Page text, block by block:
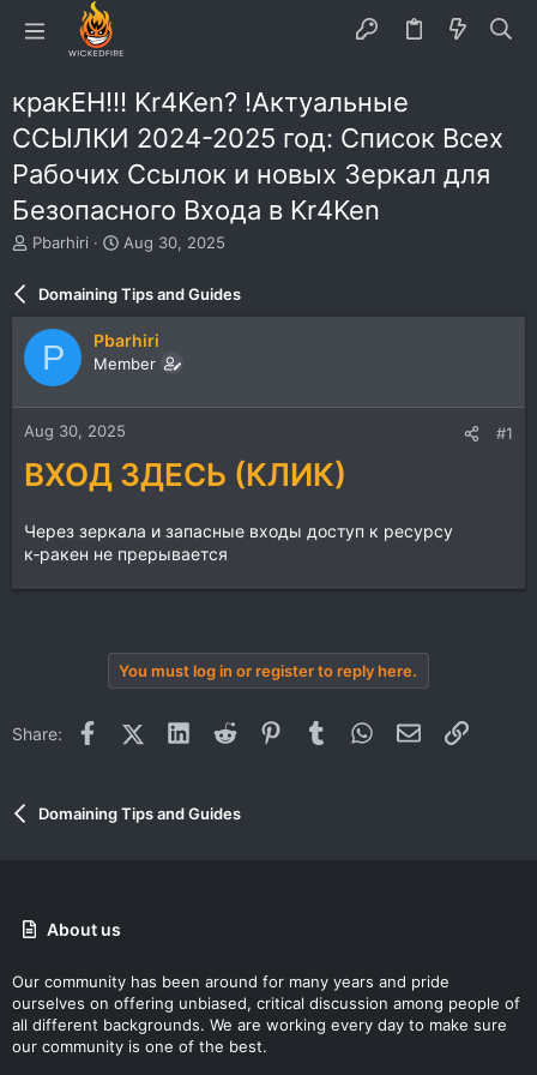
кракЕН!!! Kr4Ken? !Актуальные
ССЫЛКИ 2024-2025 год: Список Всех
Рабочих Ссылок и новых Зеркал для
Безопасного Входа в Kr4Ken
T
e
a
r
e
Pbarhiri
S
a
r
d
a
e
Aug 30, 2025
Domaining Tips and Guides
P Pbarhiri
Member
Aug 30, 2025 #1
ВХОД ЗДЕСЬ (КЛИК)
Через зеркала и запасные входы доступ к ресурсу
к‑ракен не прерывается
You must log in or register to reply here.
Share: FacebookX (Twitter)LinkedInReddit PinterestTumblr WhatsApp
Email Link
Domaining Tips and Guides
About us
Our community has been around for many years and pride
ourselves on offering unbiased, critical discussion among people of
all different backgrounds. We are working every day to make sure
our community is one of the best.